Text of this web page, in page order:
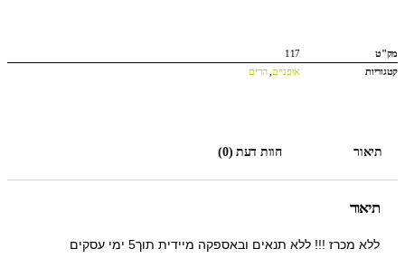
מק"ט
117
קטגוריות
אופניים ,הרים
תיאור חוות דעת (0)
תיאור
ללא מכרז !!! ללא תנאים ובאספקה מיידית תוך5 ימי עסקים